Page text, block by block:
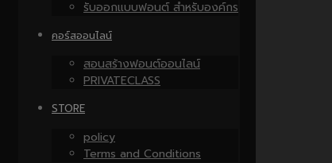
รับออกแบบฟอนต์ สำหรับองค์กร
คอร์สออนไลน์
สอนสร้างฟอนต์ออนไลน์
PRIVATECLASS
STORE
policy
Terms and Conditions